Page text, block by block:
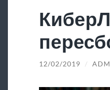
12/02/2019 /